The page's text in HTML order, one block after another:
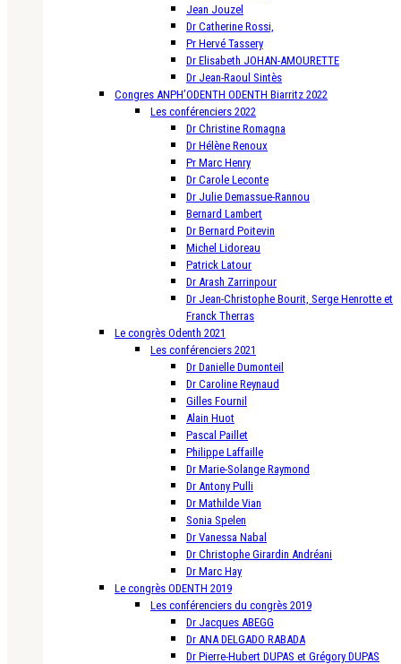
Jean Jouzel
Dr Catherine Rossi,
Pr Hervé Tassery
Dr Elisabeth JOHAN-AMOURETTE
Dr Jean-Raoul Sintès
Congres ANPH’ODENTH ODENTH Biarritz 2022
Les conférenciers 2022
Dr Christine Romagna
Dr Hélène Renoux
Pr Marc Henry
Dr Carole Leconte
Dr Julie Demassue-Rannou
Bernard Lambert
Dr Bernard Poitevin
Michel Lidoreau
Patrick Latour
Dr Arash Zarrinpour
Dr Jean-Christophe Bourit, Serge Henrotte et
Franck Therras
Le congrès Odenth 2021
Les conférenciers 2021
Dr Danielle Dumonteil
Dr Caroline Reynaud
Gilles Fournil
Alain Huot
Pascal Paillet
Philippe Laffaille
Dr Marie-Solange Raymond
Dr Antony Pulli
Dr Mathilde Vian
Sonia Spelen
Dr Vanessa Nabal
Dr Christophe Girardin Andréani
Dr Marc Hay
Le congrès ODENTH 2019
Les conférenciers du congrès 2019
Dr Jacques ABEGG
Dr ANA DELGADO RABADA
Dr Pierre-Hubert DUPAS et Grégory DUPAS